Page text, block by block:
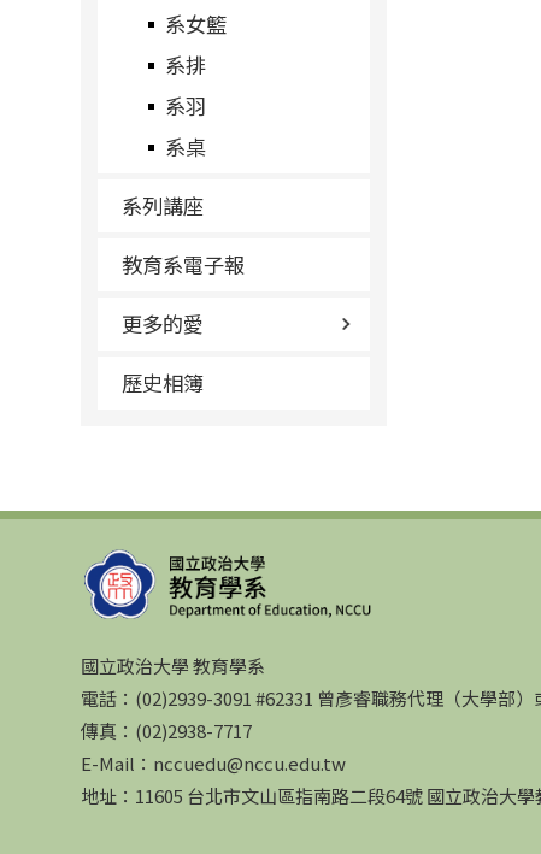
系女籃
系排
系羽
系桌
系列講座
教育系電子報
更多的愛
歷史相簿
國立政治大學 教育學系
電話：(02)2939-3091 #62331 曾彥睿職務代理（大學部
傳真：(02)2938-7717
E-Mail：nccuedu@nccu.edu.tw
地址：11605 台北市文山區指南路二段64號 國立政治大學